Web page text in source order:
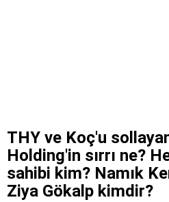
THY ve Koç'u
Holding'in sırrı ne?
sahibi kim? Namık
Ziya Gökalp kimdir?